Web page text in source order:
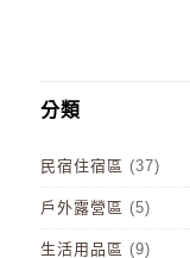
分類
民宿住宿區 (37)
戶外露營區 (5)
生活用品區 (9)